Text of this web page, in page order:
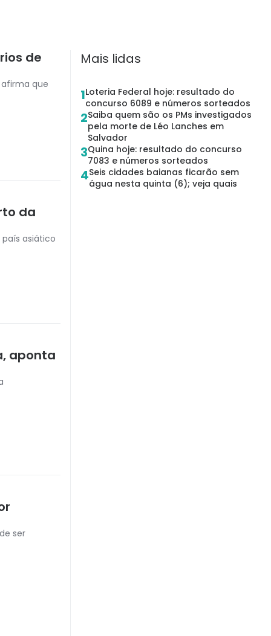
de
que
da
asiático
aponta
ser
Mais lidas
1Loteria Federal hoje: resultado do
concurso 6089 e números sorteados
2Saiba quem são os PMs investigados
pela morte de Léo Lanches em
Salvador
3Quina hoje: resultado do concurso
7083 e números sorteados
4Seis cidades baianas ficarão sem
água nesta quinta (6); veja quais